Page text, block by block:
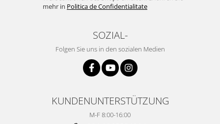
mehr in Politica de Confidentialitate
SOZIAL-
Folgen Sie uns in den sozialen Medien
KUNDENUNTERSTÜTZUNG
M-F 8:00-16:00